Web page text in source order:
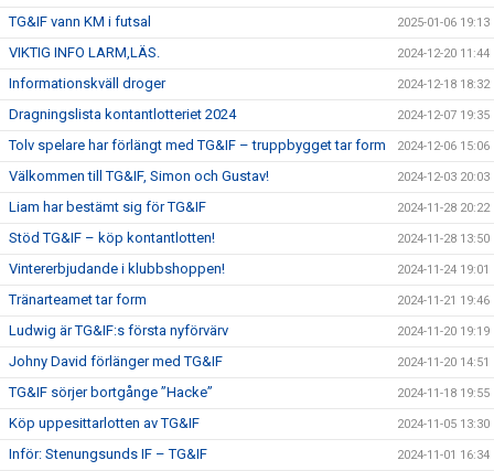
TG&IF vann KM i futsal 2025-01-06 19:13
VIKTIG INFO LARM,LÄS. 2024-12-20 11:44
Informationskväll droger 2024-12-18 18:32
Dragningslista kontantlotteriet 2024 2024-12-07 19:35
Tolv spelare har förlängt med TG&IF – truppbygget tar form 2024-12-06 15:06
Välkommen till TG&IF, Simon och Gustav! 2024-12-03 20:03
Liam har bestämt sig för TG&IF 2024-11-28 20:22
Stöd TG&IF – köp kontantlotten! 2024-11-28 13:50
Vintererbjudande i klubbshoppen! 2024-11-24 19:01
Tränarteamet tar form 2024-11-21 19:46
Ludwig är TG&IF:s första nyförvärv 2024-11-20 19:19
Johny David förlänger med TG&IF 2024-11-20 14:51
TG&IF sörjer bortgånge ”Hacke” 2024-11-18 19:55
Köp uppesittarlotten av TG&IF 2024-11-05 13:30
Inför: Stenungsunds IF – TG&IF 2024-11-01 16:34